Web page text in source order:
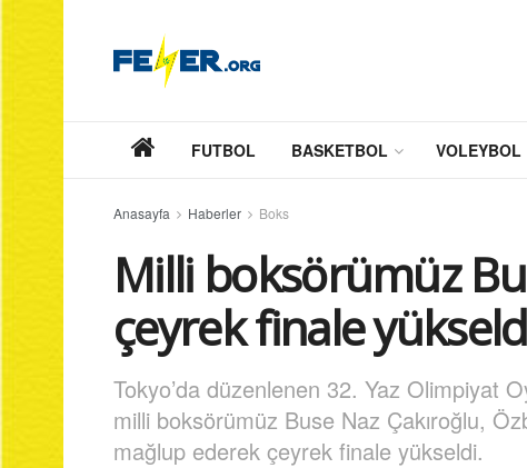
FUTBOL BASKETBOL VOLEYBOL
Anasayfa Haberler Boks
Milli boksörümüz
çeyrek finale
Tokyo’da düzenlenen 32. Yaz Olimpiyat
milli boksörümüz Buse Naz Çakıroğlu,
mağlup ederek çeyrek finale yükseldi.